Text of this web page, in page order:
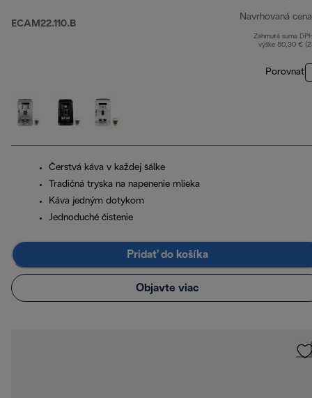
ECAM22.110.B
Navrhovaná cena
Zahrnutá suma
výške 50,30 €
Porovnať
Čerstvá káva v každej šálke
Tradičná tryska na napenenie mlieka
Káva jedným dotykom
Jednoduché čistenie
Pridať do košíka
Objavte viac